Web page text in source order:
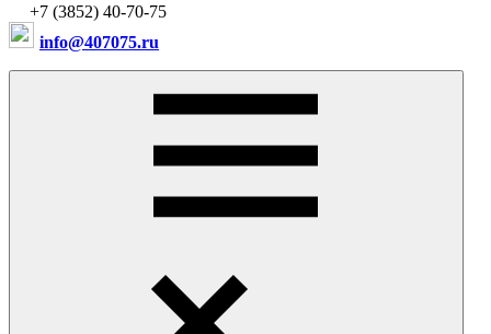
+7 (3852) 40-70-75
info@407075.ru